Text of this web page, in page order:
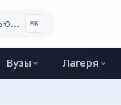
⌘K
Вузы Лагеря